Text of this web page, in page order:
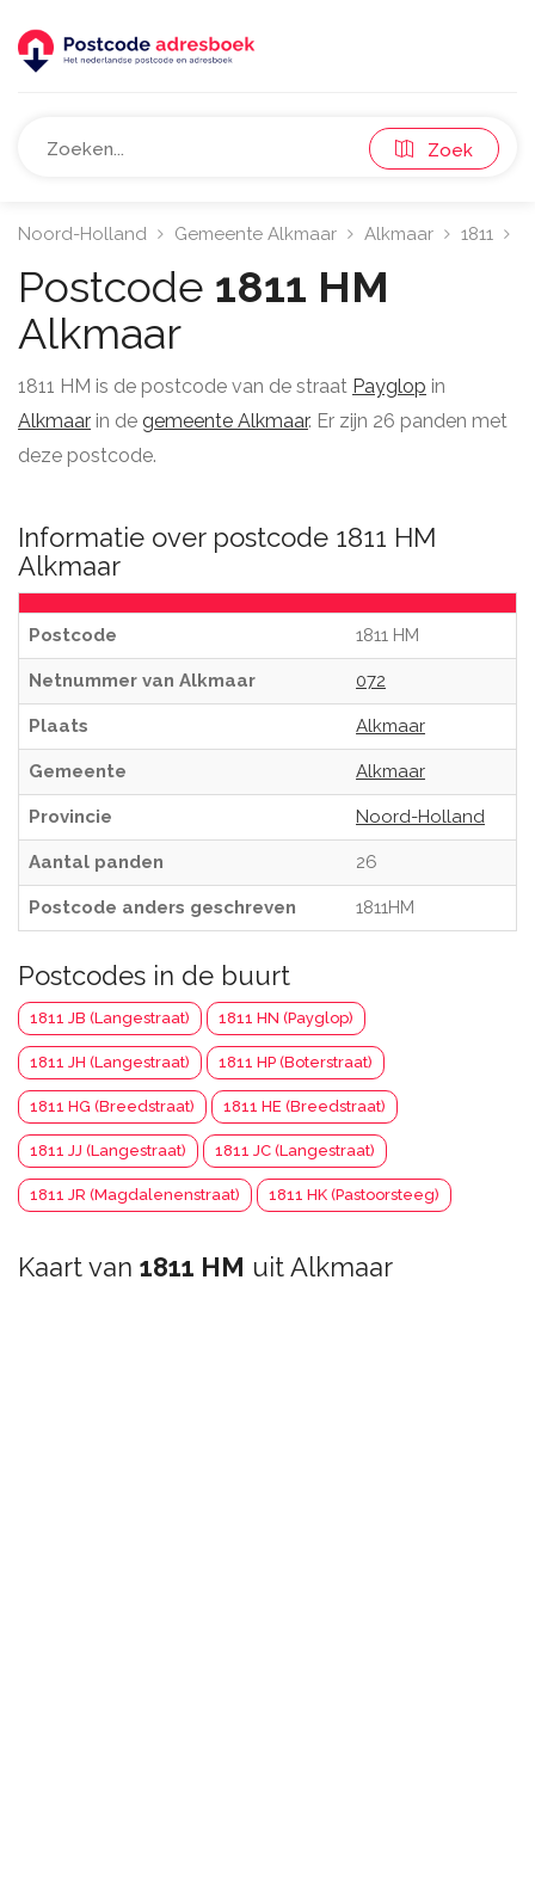
Zoek
Noord-Holland Gemeente Alkmaar Alkmaar 1811
Postcode 1811 HM
Alkmaar
1811 HM is de postcode van de straat Payglop in
Alkmaar in de gemeente Alkmaar. Er zijn 26 panden met
deze postcode.
Informatie over postcode 1811 HM
Alkmaar
Postcode 1811 HM
Netnummer van Alkmaar 072
Plaats Alkmaar
Gemeente Alkmaar
Provincie Noord-Holland
Aantal panden 26
Postcode anders geschreven 1811HM
Postcodes in de buurt
1811 JB (Langestraat) 1811 HN (Payglop)
1811 JH (Langestraat) 1811 HP (Boterstraat)
1811 HG (Breedstraat) 1811 HE (Breedstraat)
1811 JJ (Langestraat) 1811 JC (Langestraat)
1811 JR (Magdalenenstraat) 1811 HK (Pastoorsteeg)
Kaart van 1811 HM uit Alkmaar